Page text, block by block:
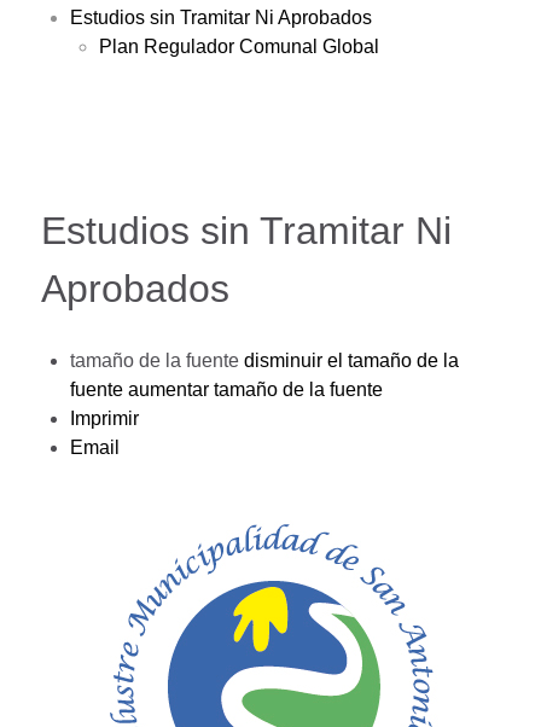
Estudios sin Tramitar Ni Aprobados
Plan Regulador Comunal Global
Estudios sin Tramitar Ni
Aprobados
tamaño de la fuente disminuir el tamaño de la
fuente aumentar tamaño de la fuente
Imprimir
Email